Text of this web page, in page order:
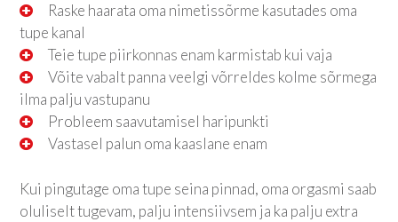
Raske haarata oma nimetissõrme kasutades oma
tupe kanal
Teie tupe piirkonnas enam karmistab kui vaja
Võite vabalt panna veelgi võrreldes kolme sõrmega
ilma palju vastupanu
Probleem saavutamisel haripunkti
Vastasel palun oma kaaslane enam
Kui pingutage oma tupe seina pinnad, oma orgasmi saab
oluliselt tugevam, palju intensiivsem ja ka palju extra